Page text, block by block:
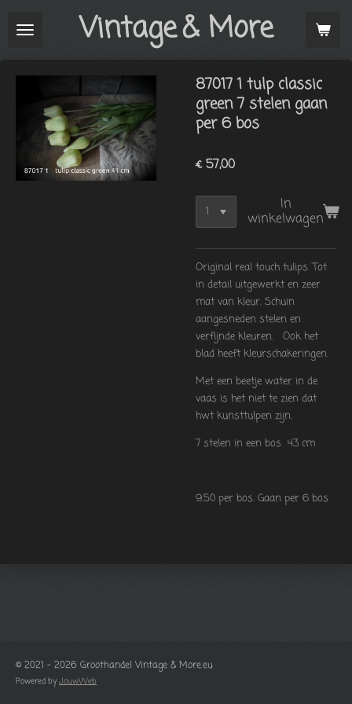
direct
Vintage& More
87017 1 tulp classic
green 7 stelen gaan
per 6 bos
€ 57,00
In
winkelwagen
Original real touch tulips. Tot
in detail uitgewerkt en zeer
mat van kleur. Schuin
aangesneden stelen en
verfijnde kleuren. Ook het
blad heeft kleurschakeringen.
Met een beetje water in de
vaas is het niet te zien dat
hwt kunsttulpen zijn.
7 stelen in een bos 43 cm
9.50 per bos. Gaan per 6 bos
© 2021 - 2026 Groothandel Vintage & More.eu
Powered by JouwWeb